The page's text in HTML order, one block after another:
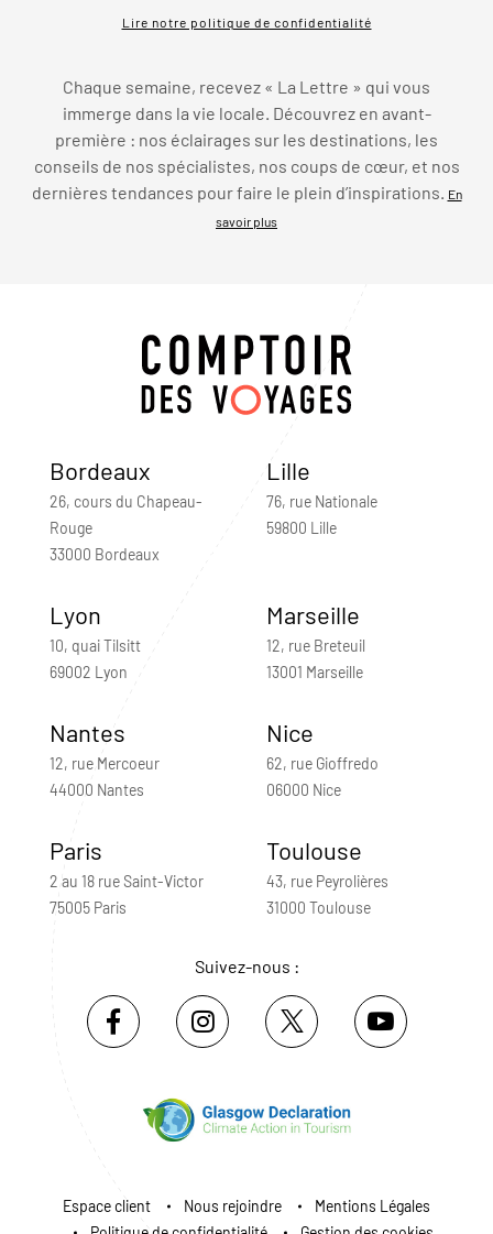
Lire notre politique de confidentialité
Chaque semaine, recevez « La Lettre » qui vous
immerge dans la vie locale. Découvrez en avant-
première : nos éclairages sur les destinations, les
conseils de nos spécialistes, nos coups de cœur, et nos
dernières tendances pour faire le plein d’inspirations.
En
savoir plus
Bordeaux
26, cours du Chapeau-
Rouge
33000 Bordeaux
Lille
76, rue Nationale
59800 Lille
Lyon
10, quai Tilsitt
69002 Lyon
Marseille
12, rue Breteuil
13001 Marseille
Nantes
12, rue Mercoeur
44000 Nantes
Nice
62, rue Gioffredo
06000 Nice
Paris
2 au 18 rue Saint-Victor
75005 Paris
Toulouse
43, rue Peyrolières
31000 Toulouse
Suivez-nous :
Espace client Nous rejoindre
Mentions Légales